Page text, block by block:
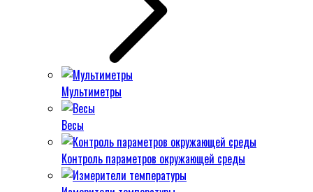
Мультиметры
Весы
Контроль параметров окружающей среды